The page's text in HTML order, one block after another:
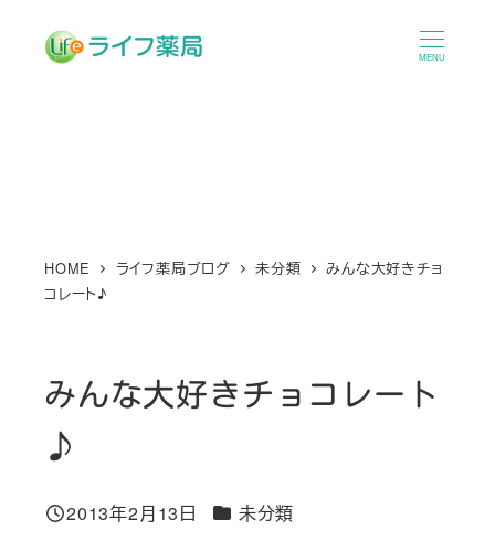
MENU
HOME ライフ薬局ブログ 未分類
みんな大好きチョ
コレート♪
みんな大好きチョコレート
♪
投稿日
2013年2月13日 カテゴリー
未分類